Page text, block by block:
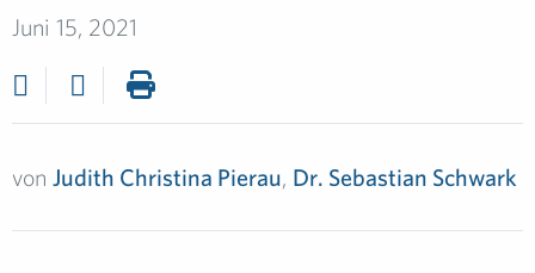
Juni 15, 2021
von Judith Christina Pierau, Dr. Sebastian Schwark